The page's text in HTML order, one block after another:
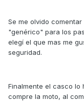
Se me olvido
"genérico" para los
elegí el que mas me
seguridad.
Finalmente el casco lo
compre la moto, al